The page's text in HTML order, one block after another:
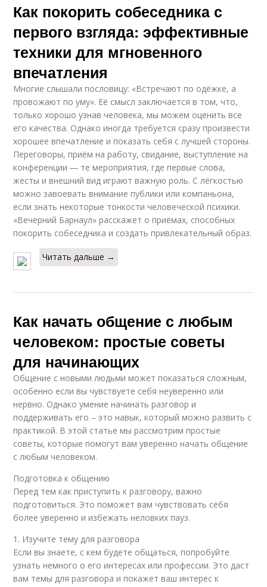
Как покорить собеседника с
первого взгляда: эффективные
техники для мгновенного
впечатления
Многие слышали пословицу: «Встречают по одёжке, а
провожают по уму». Её смысл заключается в том, что,
только хорошо узнав человека, мы можем оценить все
его качества. Однако иногда требуется сразу произвести
хорошее впечатление и показать себя с лучшей стороны.
Переговоры, приём на работу, свидание, выступление на
конференции ― те мероприятия, где первые слова,
жесты и внешний вид играют важную роль. С лёгкостью
можно завоевать внимание публики или компаньона,
если знать некоторые тонкости человеческой психики.
«Вечерний Барнаул» расскажет о приёмах, способных
покорить собеседника и создать привлекательный образ.
Читать дальше →
Как начать общение с любым
человеком: простые советы
для начинающих
Общение с новыми людьми может показаться сложным,
особенно если вы чувствуете себя неуверенно или
нервно. Однако умение начинать разговор и
поддерживать его – это навык, который можно развить с
практикой. В этой статье мы рассмотрим простые
советы, которые помогут вам уверенно начать общение
с любым человеком.
Подготовка к общению
Перед тем как приступить к разговору, важно
подготовиться. Это поможет вам чувствовать себя
более уверенно и избежать неловких пауз.
1. Изучите тему для разговора
Если вы знаете, с кем будете общаться, попробуйте
узнать немного о его интересах или профессии. Это даст
вам темы для разговора и покажет ваш интерес к